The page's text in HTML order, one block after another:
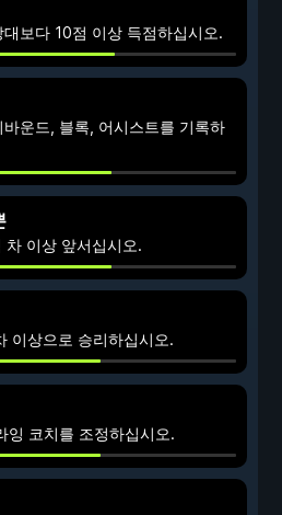
보다 10점 이상 득점하십시오.
운드, 블록, 어시스트를 기록하
차 이상 앞서십시오.
이상으로 승리하십시오.
잉 코치를 조정하십시오.